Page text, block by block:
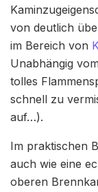
von deutlich
im Bereich von
Unabhängig
tolles
schnell zu
auf…).
Im praktischen
auch wie eine
oberen